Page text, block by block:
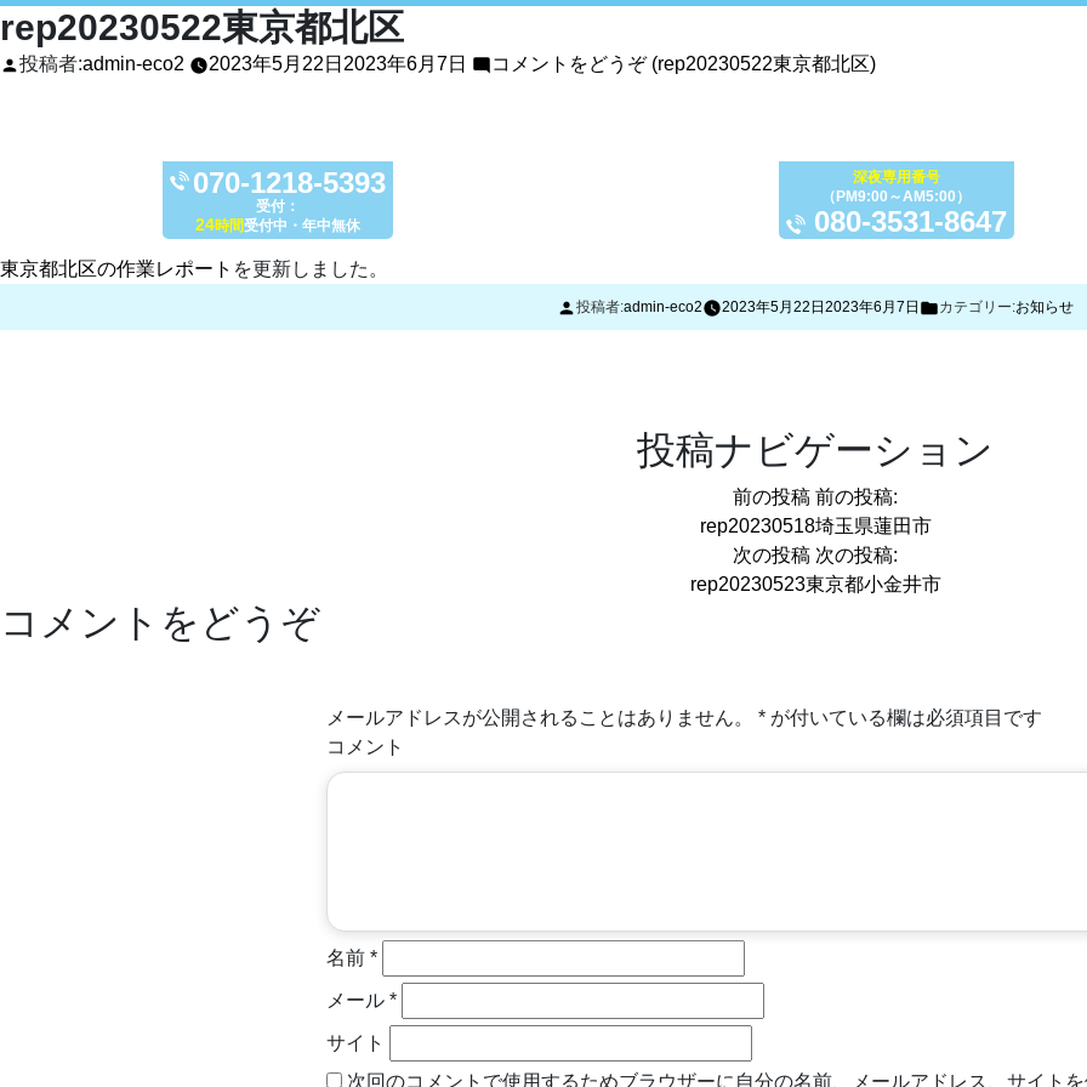
トップ サービス内容
070-1218-5393
受付：
24時間受付中・年中無休
深夜専用番号
（PM9:00～AM5:00）
080-3531-8647
rep20230522東京都北区
投稿者:admin-eco2 2023年5月22日 2023年6月7日 コメントをどうぞ(rep20230522東京都北区)
東京都北区の作業レポート を更新しました。
投稿者:admin-eco2 2023年5月22日 2023年6月7日 カテゴリー:お知らせ
投稿ナビゲーション
前の投稿 前の投稿:
rep20230518埼玉県蓮田市
次の投稿 次の投稿:
rep20230523東京都小金井市
コメントをどうぞ
メールアドレスが公開されることはありません。 *が付いている欄は必須項目です
コメント
名前 *
メール *
サイト
次回のコメントで使用するためブラウザーに自分の名前、メールアドレス、サイトを